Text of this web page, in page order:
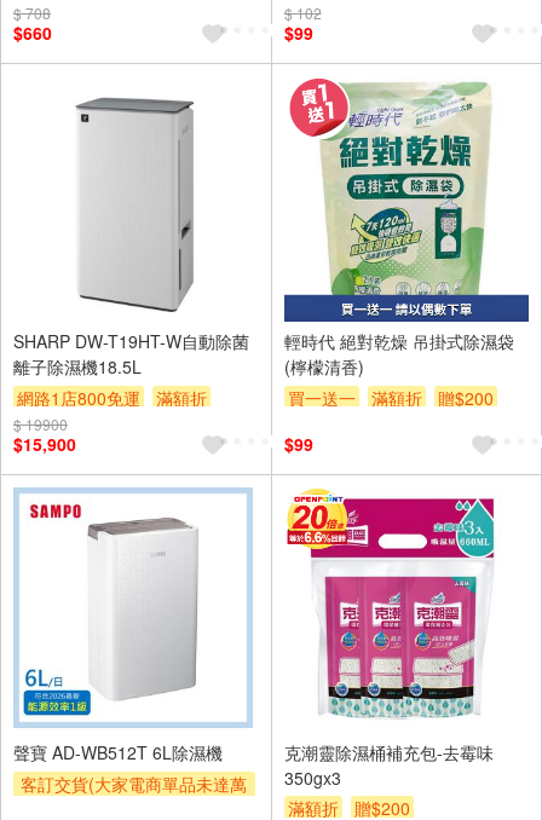
$ 708
$660
$ 102
$99
SHARP DW-T19HT-W自動除菌
離子除濕機18.5L
網路1店800免運
滿額折
滿額贈券
$ 19900
$15,900
輕時代 絕對乾燥 吊掛式除濕袋
(檸檬清香)
買一送一
滿額折
贈$200
$99
聲寶 AD-WB512T 6L除濕機
客訂交貨(大家電商單品未達萬
克潮靈除濕桶補充包-去霉味
350gx3
滿額折
贈$200